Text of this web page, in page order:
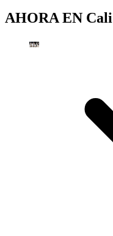
AHORA EN Cali